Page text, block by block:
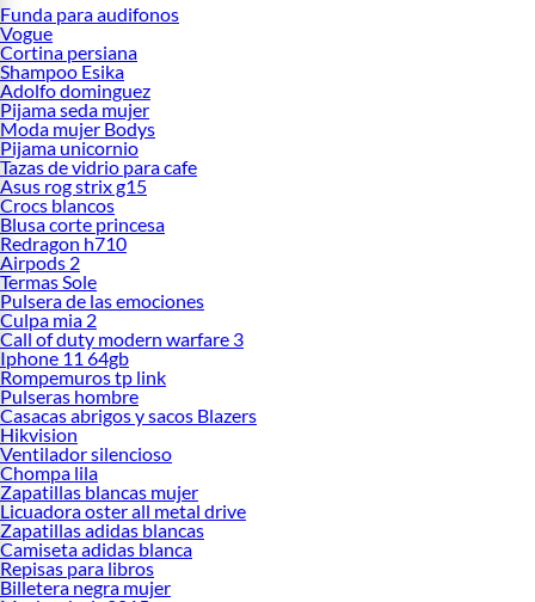
Funda para audifonos
Vogue
Cortina persiana
Shampoo Esika
Adolfo dominguez
Pijama seda mujer
Moda mujer Bodys
Pijama unicornio
Tazas de vidrio para cafe
Asus rog strix g15
Crocs blancos
Blusa corte princesa
Redragon h710
Airpods 2
Termas Sole
Pulsera de las emociones
Culpa mia 2
Call of duty modern warfare 3
Iphone 11 64gb
Rompemuros tp link
Pulseras hombre
Casacas abrigos y sacos Blazers
Hikvision
Ventilador silencioso
Chompa lila
Zapatillas blancas mujer
Licuadora oster all metal drive
Zapatillas adidas blancas
Camiseta adidas blanca
Repisas para libros
Billetera negra mujer